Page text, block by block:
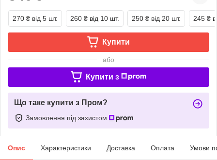
270 ₴ від 5 шт. 260 ₴ від 10 шт. 250 ₴ від 20 шт. 245 ₴
Купити
або
Купити з
Що таке купити з Пром?
Замовлення під захистом
Опис Характеристики Доставка Оплата Умови